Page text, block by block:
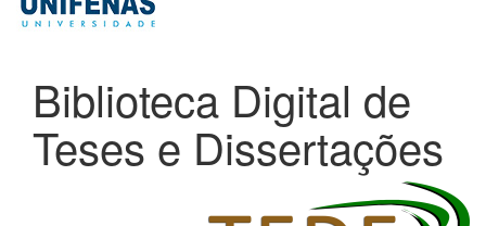
Biblioteca Digital de
Teses e Dissertações